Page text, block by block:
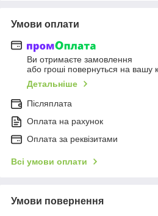
Умови оплати
Ви отримаєте замовлення
або гроші повернуться на вашу
Детальніше
Післяплата
Оплата на рахунок
Оплата за реквізитами
Всі умови оплати
Умови повернення